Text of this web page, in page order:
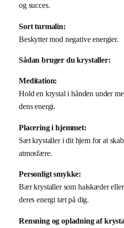
og succes.
Sort turmalin:
Beskytter mod negative energier.
Sådan bruger du krystaller:
Meditation:
Hold en krystal i hånden under
dens energi.
Placering i hjemmet:
Sæt krystaller i dit hjem for at
atmosfære.
Personligt smykke:
Bær krystaller som halskæder
deres energi tæt på dig.
Rensning og opladning af